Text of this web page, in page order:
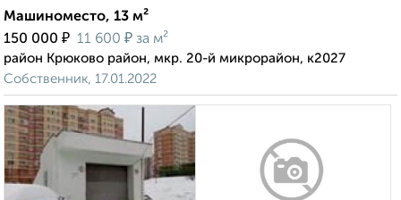
Машиноместо, 13 м²
150 000 ₽ 11 600 ₽ за м²
район Крюково район, мкр. 20-й микрорайон, к2027
Собственник, 17.01.2022